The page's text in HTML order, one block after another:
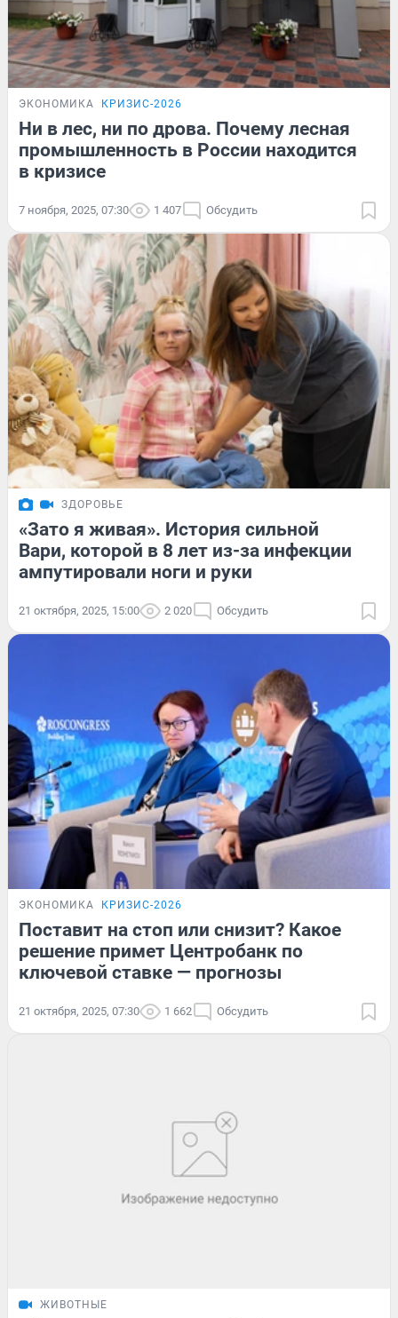
ЭКОНОМИКА КРИЗИС-2026
Ни в лес, ни по дрова. Почему лесная
промышленность в России находится
в кризисе
7 ноября, 2025, 07:30 1 407 Обсудить
ЗДОРОВЬЕ
«Зато я живая». История сильной
Вари, которой в 8 лет из-за инфекции
ампутировали ноги и руки
21 октября, 2025, 15:00 2 020 Обсудить
ЭКОНОМИКА КРИЗИС-2026
Поставит на стоп или снизит? Какое
решение примет Центробанк по
ключевой ставке — прогнозы
21 октября, 2025, 07:30 1 662 Обсудить
ЖИВОТНЫЕ